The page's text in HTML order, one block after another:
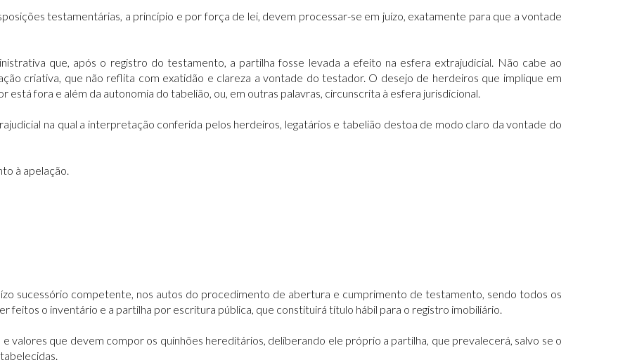
testamentárias, a princípio e por força de lei, devem processar-se em juízo, exatamente para que a vontade
que, após o registro do testamento, a partilha fosse levada a efeito na esfera extrajudicial. Não cabe ao
criativa, que não reflita com exatidão e clareza a vontade do testador. O desejo de herdeiros que implique em
fora e além da autonomia do tabelião, ou, em outras palavras, circunscrita à esfera jurisdicional.
na qual a interpretação conferida pelos herdeiros, legatários e tabelião destoa de modo claro da vontade do
à apelação.
sucessório competente, nos autos do procedimento de abertura e cumprimento de testamento, sendo todos os
feitos o inventário e a partilha por escritura pública, que constituirá título hábil para o registro imobiliário.
valores que devem compor os quinhões hereditários, deliberando ele próprio a partilha, que prevalecerá, salvo se o